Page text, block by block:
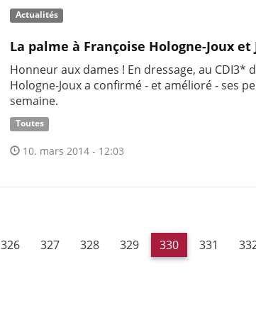
Actualités
La palme à Françoise Hologne-Joux et
Honneur aux dames ! En dressage, au CDI3*
Hologne-Joux a confirmé - et amélioré - ses
semaine.
Toutes
10. mars 2014 - 12:03
326 327 328 329 330 331